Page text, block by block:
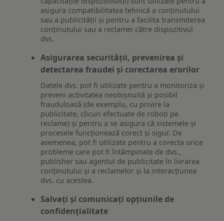
asigura compatibilitatea tehnică a conținutului
sau a publicității și pentru a facilita transmiterea
conținutului sau a reclamei către dispozitivul
dvs.
Asigurarea securității, prevenirea și
detectarea fraudei și corectarea erorilor
Datele dvs. pot fi utilizate pentru a monitoriza și
preveni activitatea neobișnuită și posibil
frauduloasă (de exemplu, cu privire la
publicitate, clicuri efectuate de roboți pe
reclame) și pentru a se asigura că sistemele și
procesele funcționează corect și sigur. De
asemenea, pot fi utilizate pentru a corecta orice
probleme care pot fi întâmpinate de dvs.,
publisher sau agentul de publicitate în livrarea
conținutului și a reclamelor și la interacțiunea
dvs. cu acestea.
Salvați și comunicați opțiunile de
confidențialitate